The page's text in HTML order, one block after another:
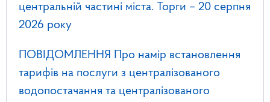
центральній частині міста. Торги – 20 серпня
2026 року
ПОВІДОМЛЕННЯ Про намір встановлення
тарифів на послуги з централізованого
водопостачання та централізованого